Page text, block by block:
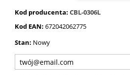
Kod producenta: CBL-0306L
Kod EAN: 672042062775
Stan: Nowy